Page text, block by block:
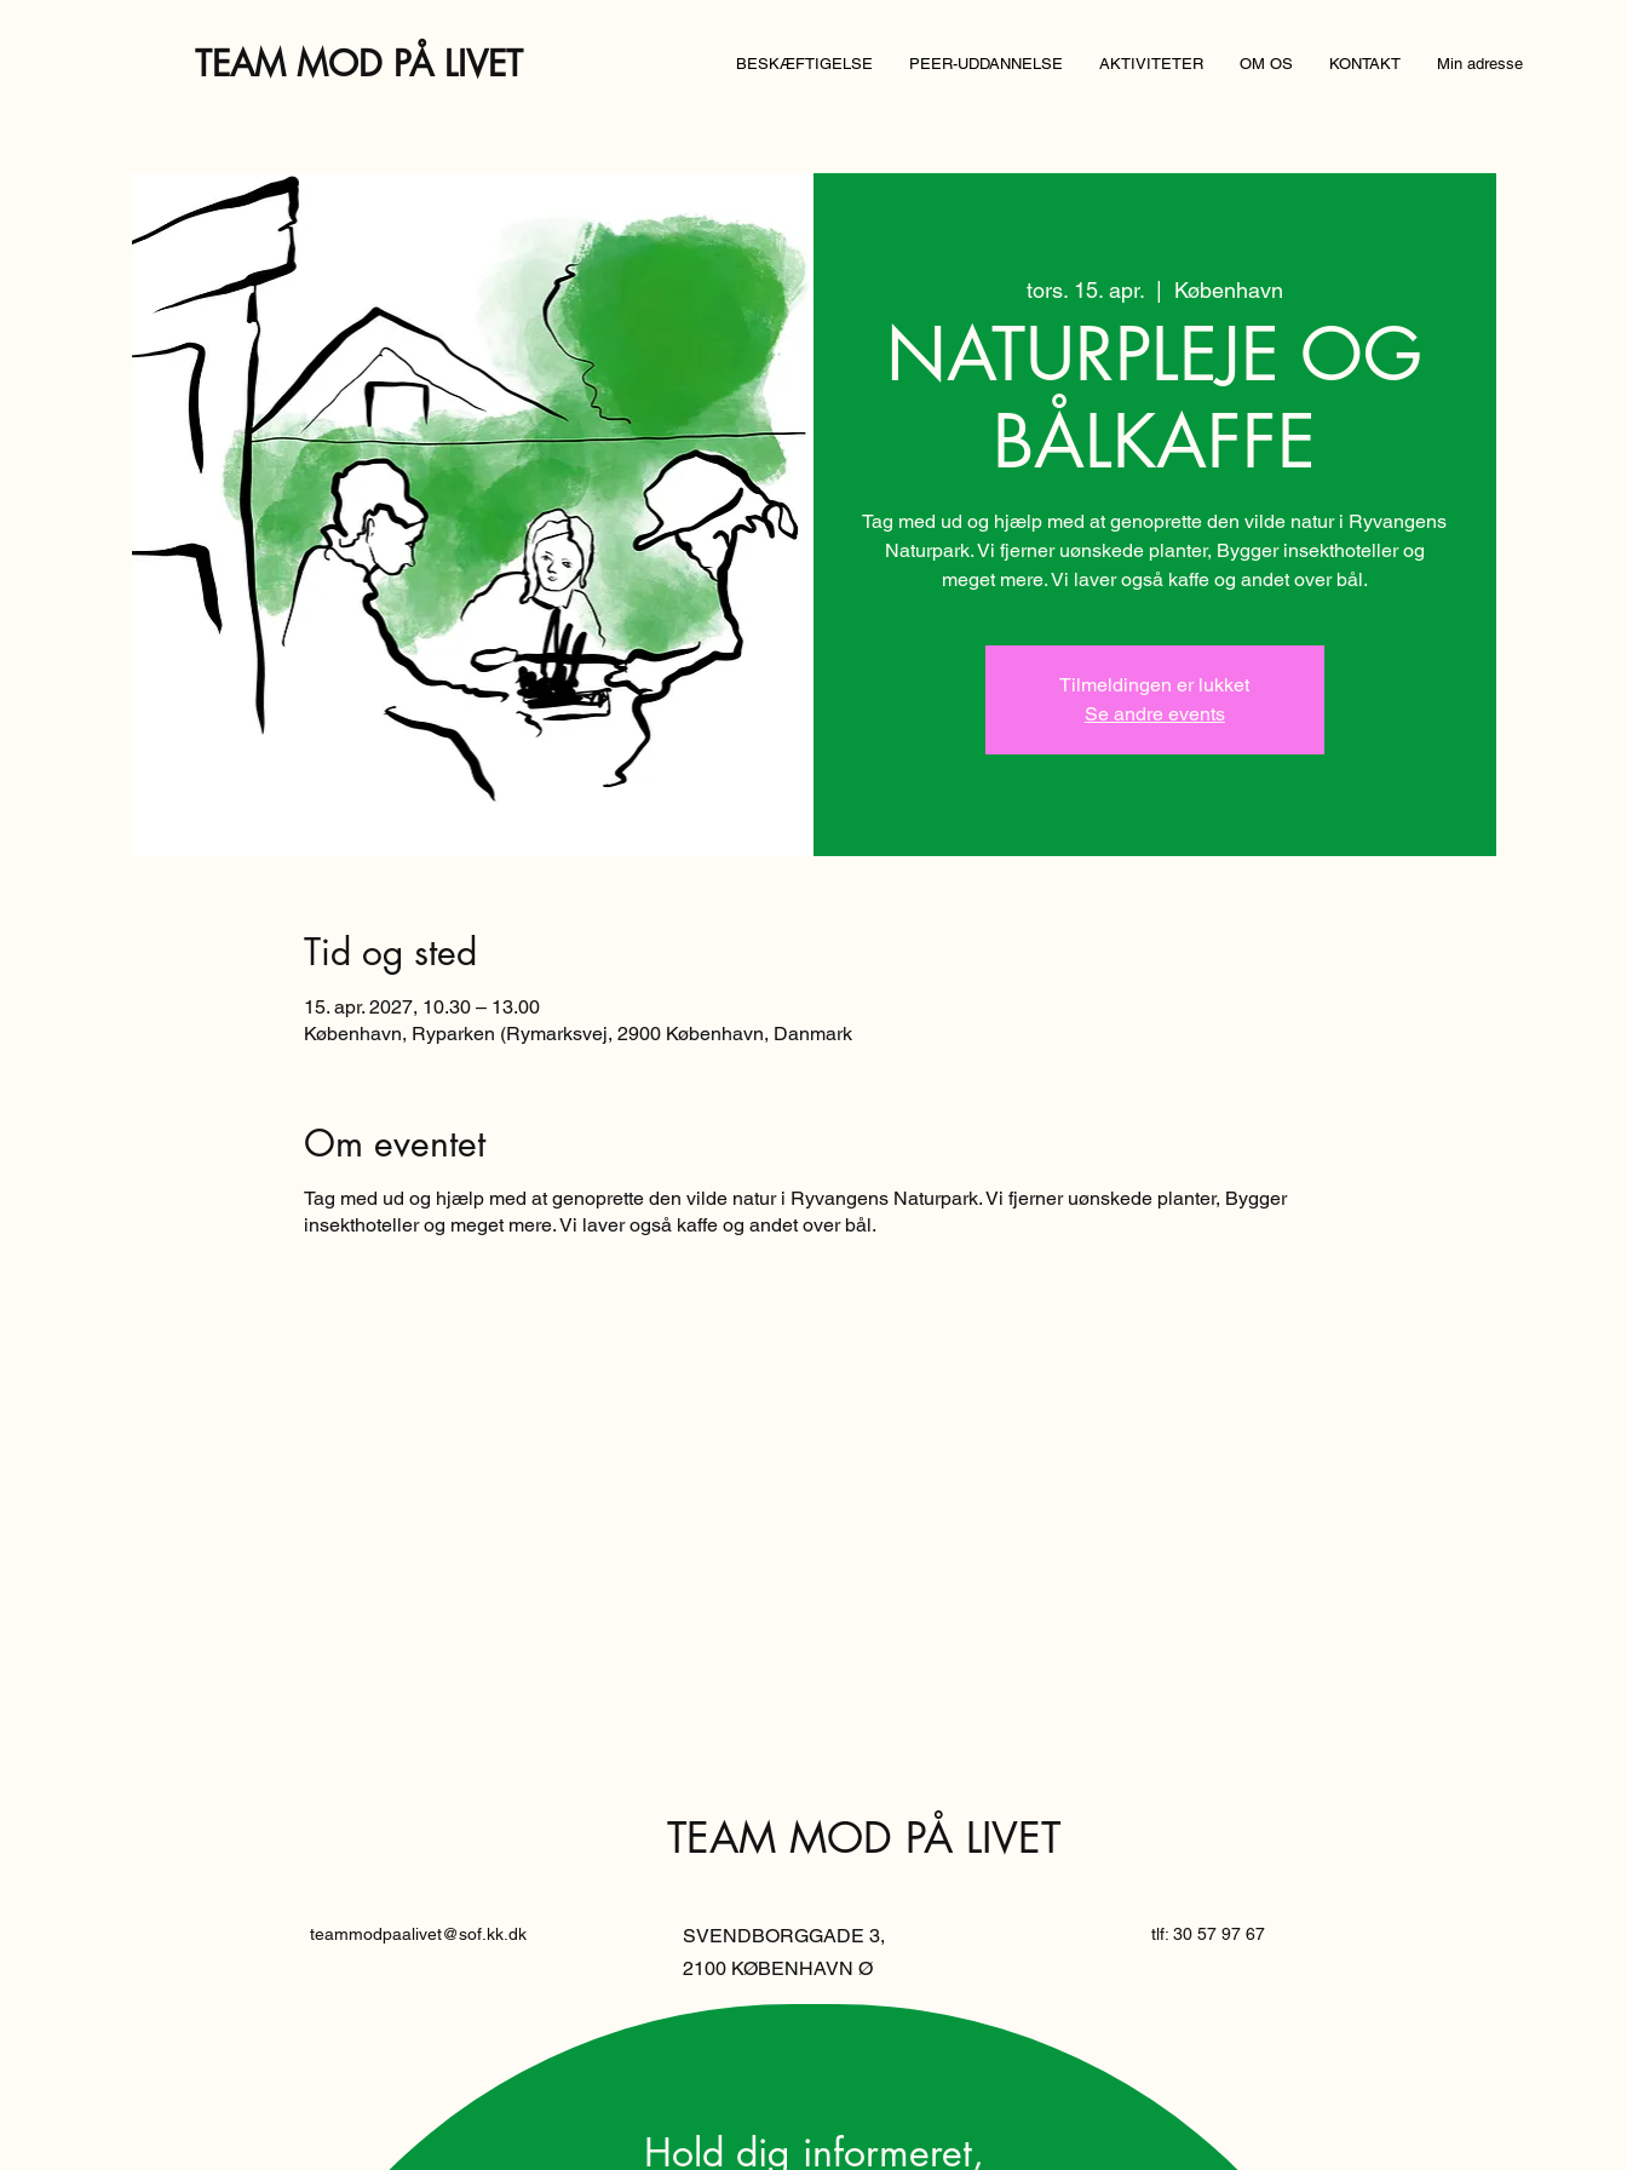
TEAM MOD PÅ LIVET BESKÆFTIGELSE PEER-UDDANNELSE AKTIVITETER OM OS KONTAKT Min adresse
tors. 15. apr.
  |
København
NATURPLEJE OG
BÅLKAFFE
Tag med ud og hjælp med at genoprette den vilde natur i Ryvangens
Naturpark. Vi fjerner uønskede planter, Bygger insekthoteller og
meget mere. Vi laver også kaffe og andet over bål.
Tilmeldingen er lukket
Se andre events
Tid og sted
15. apr. 2027, 10.30 – 13.00
København, Ryparken (Rymarksvej, 2900 København, Danmark
Om eventet
Tag med ud og hjælp med at genoprette den vilde natur i Ryvangens Naturpark. Vi fjerner uønskede planter, Bygger
insekthoteller og meget mere. Vi laver også kaffe og andet over bål.
TEAM MOD PÅ LIVET
teammodpaalivet@sof.kk.dk
SVENDBORGGADE 3,
2100 KØBENHAVN Ø
tlf: 30 57 97 67
Hold dig informeret,